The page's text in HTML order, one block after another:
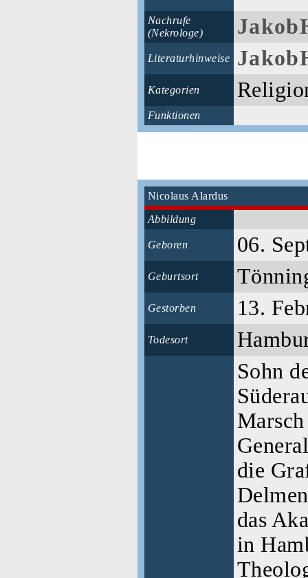
Nachrufe
(Nekrologe)
Literaturhinweise
Kategorien
Funktionen
Nicolaus Alardus
Abbildung
Geboren 06.
Geburtsort
Gestorben 13.
Todesort
Sohn
die
das
in